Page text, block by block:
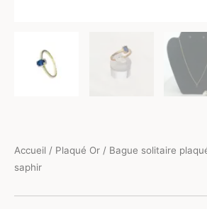
Accueil / Plaqué Or / Bague solitaire
saphir